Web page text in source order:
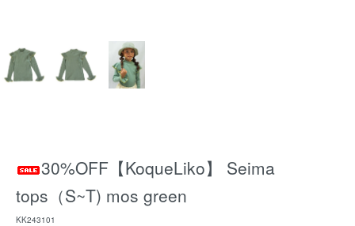
30%OFF【KoqueLiko】 Seima
tops（S~T) mos green
KK243101